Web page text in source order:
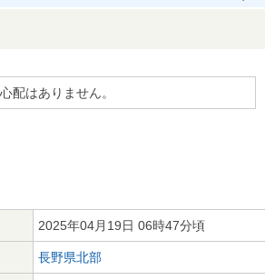
配はありません。
2025年04月19日 06時47分頃
長野県北部